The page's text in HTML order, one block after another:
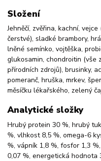
Složení
Jehněčí, zvěřina, kachní,
čerstvé), sladké brambory,
lněné semínko, vojtěška,
glukosamin, chondroitin (vše
přírodních zdrojů), brusinky,
pomeranč, hruška, mrkev,
měsíčku lékařského, zelený
Analytické složky
Hrubý protein 30 %, hrubý
%, vlhkost 8,5 %, omega-6
%, vápník 1,8 %, fosfor 1,3
0,07 %, energetická hodnota